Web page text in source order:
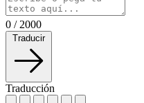
0 / 2000
Traducir
Traducción